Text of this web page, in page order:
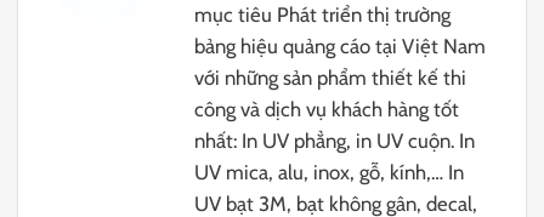
mục tiêu Phát triển thị trường
bảng hiệu quảng cáo tại Việt Nam
với những sản phẩm thiết kế thi
công và dịch vụ khách hàng tốt
nhất: In UV phẳng, in UV cuộn. In
UV mica, alu, inox, gỗ, kính,… In
UV bạt 3M, bạt không gân, decal,